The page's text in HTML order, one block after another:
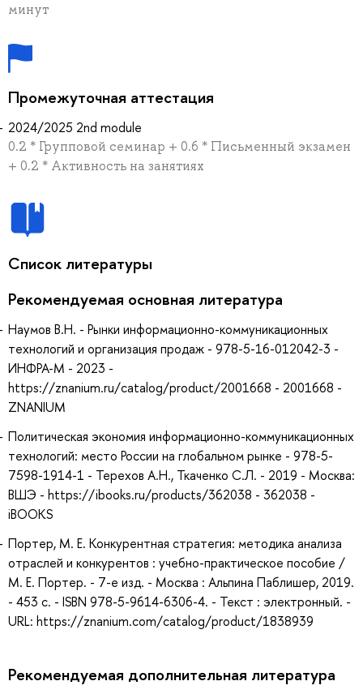
минут
Промежуточная аттестация
2024/2025 2nd module
0.2 * Групповой семинар + 0.6 * Письменный экзамен
+ 0.2 * Активность на занятиях
Список литературы
Рекомендуемая основная литература
Наумов В.Н. - Рынки информационно-коммуникационных
технологий и организация продаж - 978-5-16-012042-3 -
ИНФРА-М - 2023 -
https://znanium.ru/catalog/product/2001668 - 2001668 -
ZNANIUM
Политическая экономия информационно-коммуникационных
технологий: место России на глобальном рынке - 978-5-
7598-1914-1 - Терехов А.Н., Ткаченко С.Л. - 2019 - Москва:
ВШЭ - https://ibooks.ru/products/362038 - 362038 -
iBOOKS
Портер, М. Е. Конкурентная стратегия: методика анализа
отраслей и конкурентов : учебно-практическое пособие /
М. Е. Портер. - 7-е изд. - Москва : Альпина Паблишер, 2019.
- 453 с. - ISBN 978-5-9614-6306-4. - Текст : электронный. -
URL: https://znanium.com/catalog/product/1838939
Рекомендуемая дополнительная литература